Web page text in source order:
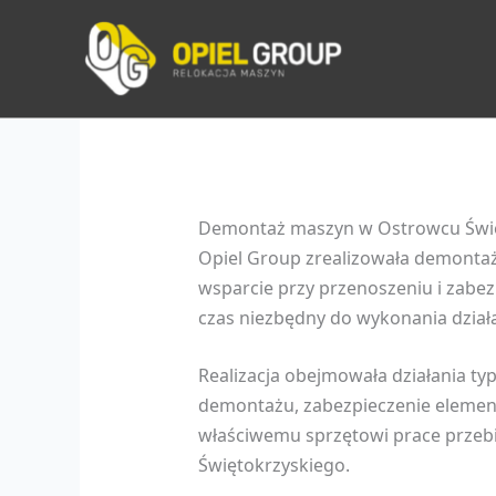
Demontaż maszyn w Ostrowcu
Opiel Group zrealizowała
wsparcie przy przenoszeniu i
czas niezbędny do wykonania
Realizacja obejmowała działania
demontażu, zabezpieczenie
właściwemu sprzętowi prace
Świętokrzyskiego.